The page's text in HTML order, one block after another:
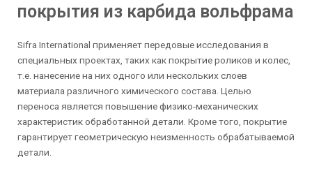
покрытия из карбида вольфрама
Sifra International применяет передовые исследования в
специальных проектах, таких как покрытие роликов и колес,
т.е. нанесение на них одного или нескольких слоев
материала различного химического состава. Целью
переноса является повышение физико-механических
характеристик обработанной детали. Кроме того, покрытие
гарантирует геометрическую неизменность обрабатываемой
детали.